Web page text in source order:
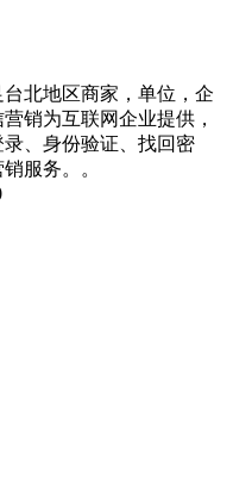
北地区商家，单位，企
销为互联网企业提供，
、身份验证、找回密
服务。。